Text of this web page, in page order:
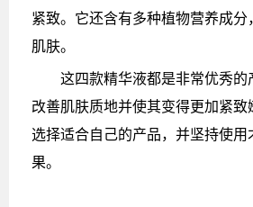
紧致。它还含有多种植物营养成分
肌肤。
这四款精华液都是非常优秀的
改善肌肤质地并使其变得更加紧致
选择适合自己的产品，并坚持使用
果。